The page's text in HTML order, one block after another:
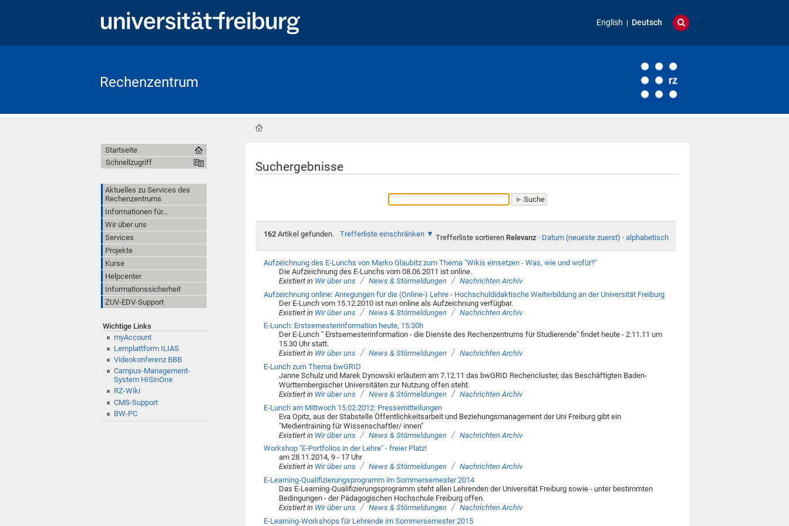
English Deutsch
Rechenzentrum
Suchergebnisse
162Artikel gefunden. Trefferliste einschränken Trefferliste sortieren Relevanz · Datum (neueste zuerst) · alphabetisch
Aufzeichnung des E-Lunchs von Marko Glaubitz zum Thema "Wikis einsetzen - Was, wie und wofür?"
Die Aufzeichnung des E-Lunchs vom 08.06.2011 ist online.
Existiert in Wir über uns / News & Störmeldungen / Nachrichten Archiv
Aufzeichnung online: Anregungen für die (Online-) Lehre - Hochschuldidaktische Weiterbildung an der Universität Freiburg
Der E-Lunch vom 15.12.2010 ist nun online als Aufzeichnung verfügbar.
Existiert in Wir über uns / News & Störmeldungen / Nachrichten Archiv
E-Lunch: Erstsemesterinformation heute, 15:30h
Der E-Lunch " Erstsemesterinformation - die Dienste des Rechenzentrums für Studierende" findet heute - 2.11.11 um
15.30 Uhr statt.
Existiert in Wir über uns / News & Störmeldungen / Nachrichten Archiv
E-Lunch zum Thema bwGRID
Janne Schulz und Marek Dynowski erläutern am 7.12.11 das bwGRID Rechencluster, das Beschäftigten Baden-
Württembergischer Universitäten zur Nutzung offen steht.
Existiert in Wir über uns / News & Störmeldungen / Nachrichten Archiv
E-Lunch am Mittwoch 15.02.2012: Pressemitteilungen
Eva Opitz, aus der Stabstelle Öffentlichkeitsarbeit und Beziehungsmanagement der Uni Freiburg gibt ein
"Medientraining für Wissenschaftler/ innen"
Existiert in Wir über uns / News & Störmeldungen / Nachrichten Archiv
Workshop "E-Portfolios in der Lehre" - freier Platz!
am 28.11.2014, 9 - 17 Uhr
Existiert in Wir über uns / News & Störmeldungen / Nachrichten Archiv
E-Learning-Qualifizierungsprogramm im Sommersemester 2014
Das E-Learning-Qualifizierungsprogramm steht allen Lehrenden der Universität Freiburg sowie - unter bestimmten
Bedingungen - der Pädagogischen Hochschule Freiburg offen.
Existiert in Wir über uns / News & Störmeldungen / Nachrichten Archiv
E-Learning-Workshops für Lehrende im Sommersemester 2015
Startseite
Schnellzugriff
Aktuelles zu Services des
Rechenzentrums
Informationen für...
Wir über uns
Services
Projekte
Kurse
Helpcenter
Informationssicherheit
ZUV-EDV-Support
Wichtige Links
myAccount
Lernplattform ILIAS
Videokonferenz BBB
Campus-Management-
System HISinOne
RZ-Wiki
CMS-Support
BW-PC